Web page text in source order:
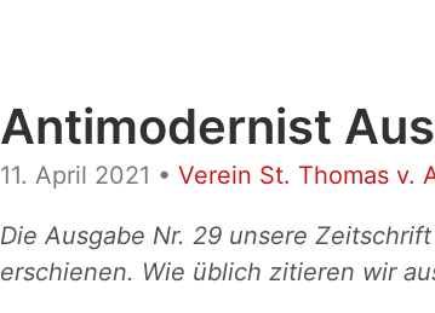
Antimodernist
11. April 2021 • Verein St. Thomas v.
Die Ausgabe Nr. 29 unsere
erschienen. Wie üblich zitieren wir